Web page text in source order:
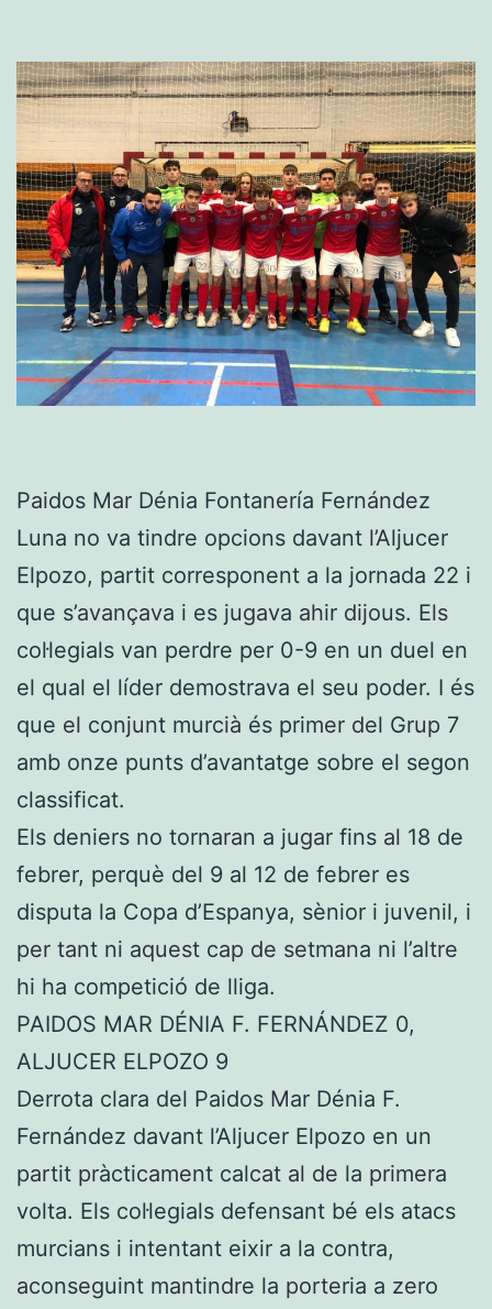
Paidos Mar Dénia Fontanería Fernández
Luna no va tindre opcions davant l’Aljucer
Elpozo, partit corresponent a la jornada 22 i
que s’avançava i es jugava ahir dijous. Els
col·legials van perdre per 0-9 en un duel en
el qual el líder demostrava el seu poder. I és
que el conjunt murcià és primer del Grup 7
amb onze punts d’avantatge sobre el segon
classificat.
Els deniers no tornaran a jugar fins al 18 de
febrer, perquè del 9 al 12 de febrer es
disputa la Copa d’Espanya, sènior i juvenil, i
per tant ni aquest cap de setmana ni l’altre
hi ha competició de lliga.
PAIDOS MAR DÉNIA F. FERNÁNDEZ 0,
ALJUCER ELPOZO 9
Derrota clara del Paidos Mar Dénia F.
Fernández davant l’Aljucer Elpozo en un
partit pràcticament calcat al de la primera
volta. Els col·legials defensant bé els atacs
murcians i intentant eixir a la contra,
aconseguint mantindre la porteria a zero